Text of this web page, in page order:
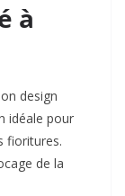
à
design
idéale pour
fioritures.
de la